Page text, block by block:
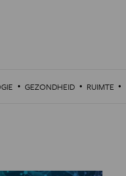
· GEZONDHEID · RUIMTE ·